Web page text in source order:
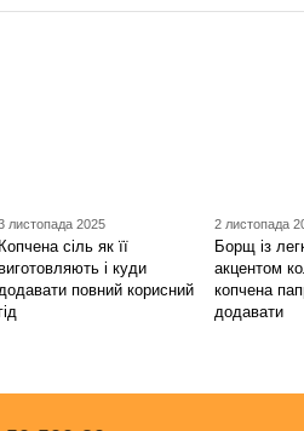
листопада 2025
Копчена сіль як її
і куди
повний корисний
2 листопада
Борщ із
акцентом
копчена
додавати